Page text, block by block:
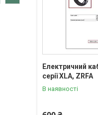
Електричний
серії XLA, ZRFA
В наявності